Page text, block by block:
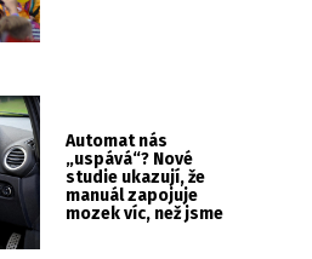
Automat nás
„uspává“? Nové
studie ukazují, že
manuál zapojuje
mozek víc, než jsme